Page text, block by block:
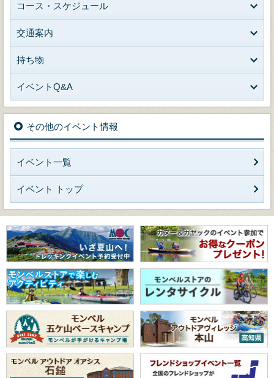
コース・スケジュール
交通案内
持ち物
イベントQ&A
その他のイベント情報
イベント一覧
イベント トップ